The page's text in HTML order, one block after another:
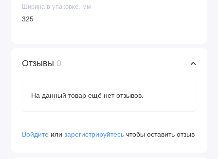
Ширина в упаковке, мм
325
Отзывы 0
На данный товар ещё нет отзывов.
Войдите или зарегистрируйтесь чтобы оставить отзыв